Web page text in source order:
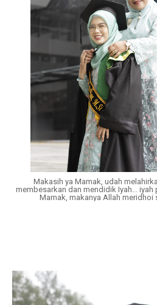
Makasih ya Mamak, udah
membesarkan dan mendidik Iyah...
Mamak, makanya Allah meridhoi